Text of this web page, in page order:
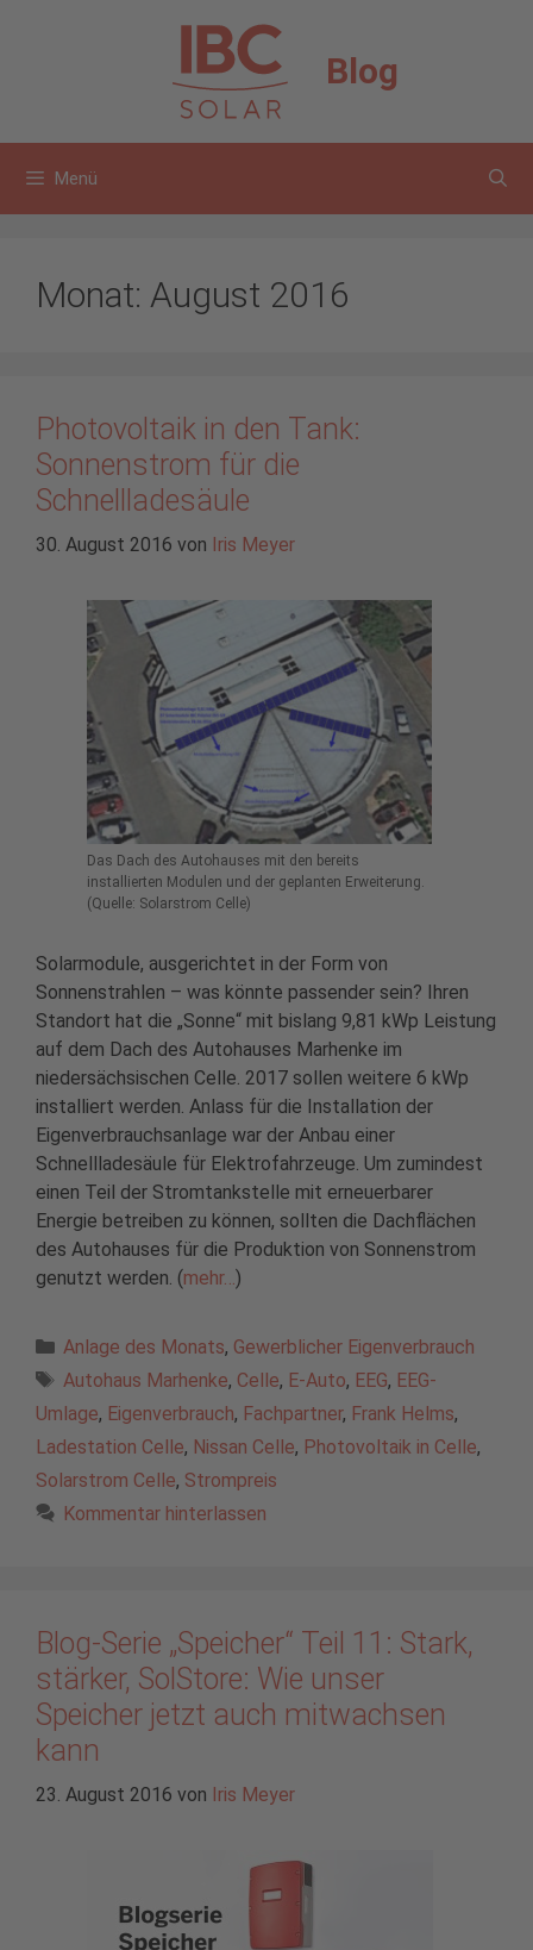
Blog
Menü
Monat: August 2016
Photovoltaik in den Tank:
Sonnenstrom für die
Schnellladesäule
30. August 2016 von Iris Meyer
Das Dach des Autohauses mit den bereits
installierten Modulen und der geplanten Erweiterung.
(Quelle: Solarstrom Celle)
Solarmodule, ausgerichtet in der Form von
Sonnenstrahlen – was könnte passender sein? Ihren
Standort hat die „Sonne“ mit bislang 9,81 kWp Leistung
auf dem Dach des Autohauses Marhenke im
niedersächsischen Celle. 2017 sollen weitere 6 kWp
installiert werden. Anlass für die Installation der
Eigenverbrauchsanlage war der Anbau einer
Schnellladesäule für Elektrofahrzeuge. Um zumindest
einen Teil der Stromtankstelle mit erneuerbarer
Energie betreiben zu können, sollten die Dachflächen
des Autohauses für die Produktion von Sonnenstrom
genutzt werden. (mehr…)
Kategorien
Anlage des Monats, Gewerblicher Eigenverbrauch
Schlagwörter
Autohaus Marhenke, Celle, E-Auto, EEG, EEG-
Umlage, Eigenverbrauch, Fachpartner, Frank Helms,
Ladestation Celle, Nissan Celle, Photovoltaik in Celle,
Solarstrom Celle, Strompreis
Kommentar hinterlassen
Blog-Serie „Speicher“ Teil 11: Stark,
stärker, SolStore: Wie unser
Speicher jetzt auch mitwachsen
kann
23. August 2016 von Iris Meyer